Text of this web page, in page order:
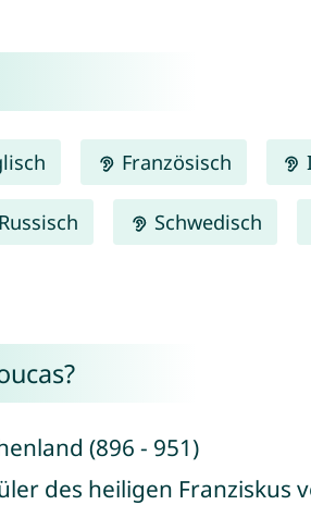
Französisch
Russisch Schwedisch
(896 - 951)
des heiligen Franziskus